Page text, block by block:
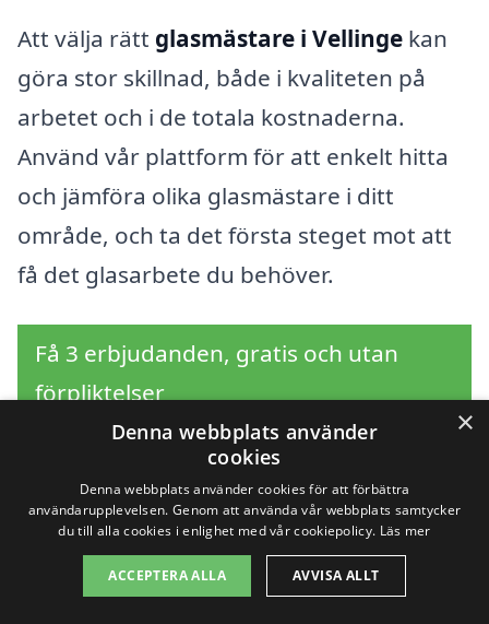
Att välja rätt glasmästare i Vellinge kan
göra stor skillnad, både i kvaliteten på
arbetet och i de totala kostnaderna.
Använd vår plattform för att enkelt hitta
och jämföra olika glasmästare i ditt
område, och ta det första steget mot att
få det glasarbete du behöver.
Få 3 erbjudanden, gratis och utan
förpliktelser
Sök efter en
professionell för
×
Denna webbplats använder
cookies
Denna webbplats använder cookies för att förbättra
användarupplevelsen. Genom att använda vår webbplats samtycker
du till alla cookies i enlighet med vår cookiepolicy. Läs mer
ACCEPTERA ALLA AVVISA ALLT